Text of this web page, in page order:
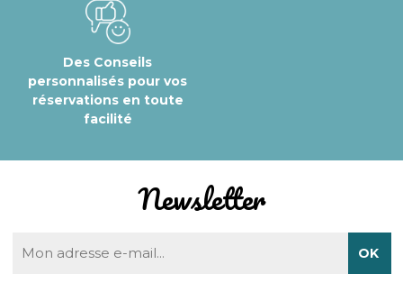
Des Conseils
personnalisés pour vos
réservations en toute
facilité
Newsletter